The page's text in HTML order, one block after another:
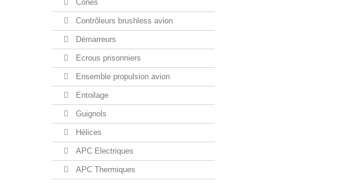
Cônes
Contrôleurs brushless avion
Démarreurs
Ecrous prisonniers
Ensemble propulsion avion
Entoilage
Guignols
Hélices
APC Electriques
APC Thermiques